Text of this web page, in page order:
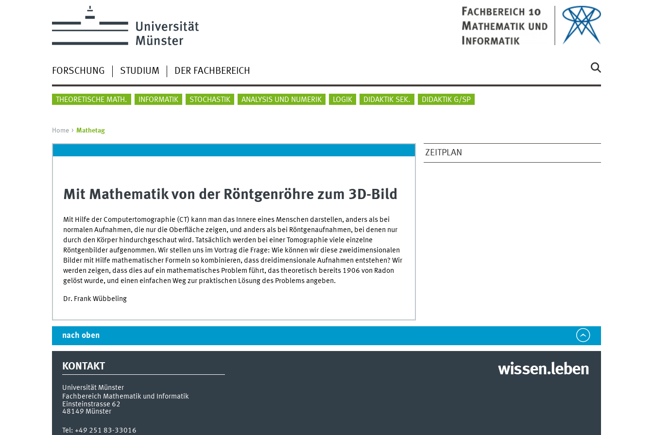
FORSCHUNG STUDIUM DER FACHBEREICH
THEORETISCHE MATH. INFORMATIK STOCHASTIK ANALYSIS UND NUMERIK LOGIK DIDAKTIK SEK. DIDAKTIK G/SP
Home Mathetag
ZEITPLAN
Mit Mathematik von der Röntgenröhre zum 3D-Bild
Mit Hilfe der Computertomographie (CT) kann man das Innere eines Menschen darstellen, anders als bei
normalen Aufnahmen, die nur die Oberfläche zeigen, und anders als bei Röntgenaufnahmen, bei denen nur
durch den Körper hindurchgeschaut wird. Tatsächlich werden bei einer Tomographie viele einzelne
Röntgenbilder aufgenommen. Wir stellen uns im Vortrag die Frage: Wie können wir diese zweidimensionalen
Bilder mit Hilfe mathematischer Formeln so kombinieren, dass dreidimensionale Aufnahmen entstehen? Wir
werden zeigen, dass dies auf ein mathematisches Problem führt, das theoretisch bereits 1906 von Radon
gelöst wurde, und einen einfachen Weg zur praktischen Lösung des Problems angeben.
Dr. Frank Wübbeling
nach oben
KONTAKT
Universität Münster
Fachbereich Mathematik und Informatik
Einsteinstrasse 62
48149 Münster
Tel: +49 251 83-33016
wissen.leben